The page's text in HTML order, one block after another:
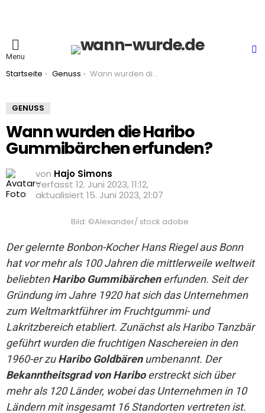
Menu
You are here:
Startseite Genuss Wann wurden die Haribo Gummibärchen erfunden?
GENUSS
Wann wurden die Haribo
Gummibärchen erfunden?
von Hajo Simons
12. Juni 2023, 11:12
aktualisiert 15. Juni 2023, 21:07
Bild: ©Alexander/ stock adobe
Der gelernte Bonbon-Kocher Hans Riegel aus Bonn
hat vor mehr als 100 Jahren die mittlerweile weltweit
beliebtenHaribo Gummibärchenerfunden. Seit der
Gründung im Jahre 1920 hat sich das Unternehmen
zum Weltmarktführer im Fruchtgummi- und
Lakritzbereich etabliert. Zunächst als Haribo Tanzbär
geführt wurden die fruchtigen Naschereien in den
1960-er zuHaribo Goldbärenumbenannt. Der
Bekanntheitsgrad von Hariboerstreckt sich über
mehr als 120 Länder, wobei das Unternehmen in 10
Ländern mit insgesamt 16 Standorten vertreten ist.